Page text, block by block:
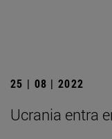
25 | 08 | 2022
Ucrania entra